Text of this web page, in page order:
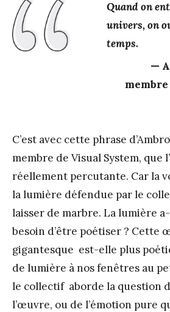
Quand on
univers, on
temps.
C’est avec cette phrase
membre de Visual System, que
réellement percutante. Car la
la lumière défendue par le
laisser de marbre. La lumière
besoin d’être poétiser ? Cette
gigantesque est-elle plus
de lumière à nos fenêtres au
le collectif aborde la question
l’œuvre, ou de l’émotion pure